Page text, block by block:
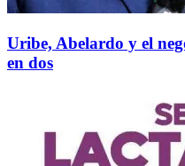
Uribe, Abelardo y el
en dos